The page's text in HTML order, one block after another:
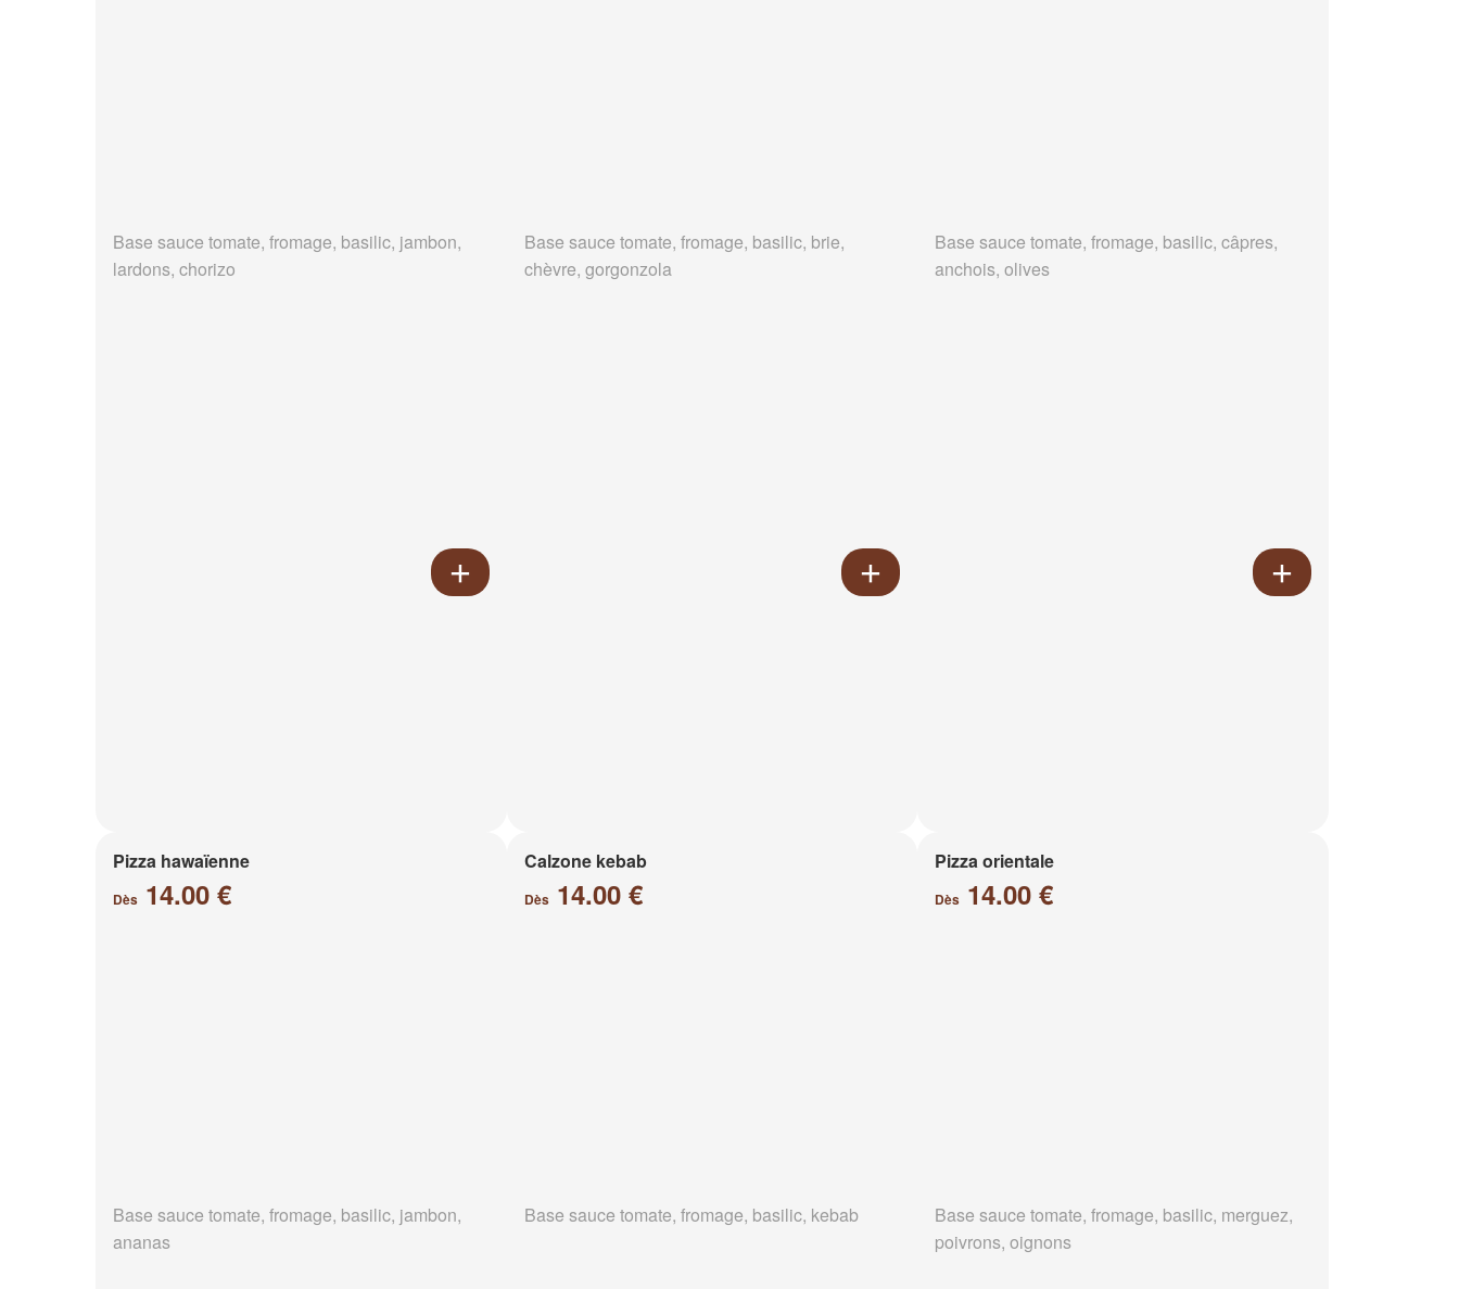
Base sauce tomate, fromage, basilic, jambon,
lardons, chorizo
Base sauce tomate, fromage, basilic, brie,
chèvre, gorgonzola
Base sauce tomate, fromage, basilic, câpres,
anchois, olives
Pizza hawaïenne
Dès 14.00 €
Base sauce tomate, fromage, basilic, jambon,
ananas
Calzone kebab
Dès14.00 €
Base sauce tomate, fromage, basilic, kebab
Pizza orientale
Dès 14.00 €
Base sauce tomate, fromage, basilic, merguez,
poivrons, oignons